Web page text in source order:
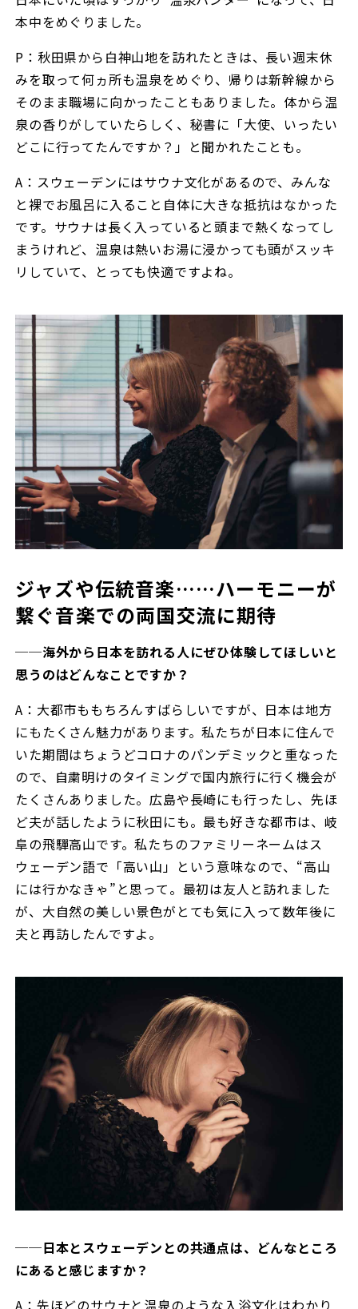
本中をめぐりました。
P：秋田県から白神山地を訪れたときは、長い週末休
みを取って何ヵ所も温泉をめぐり、帰りは新幹線から
そのまま職場に向かったこともありました。体から温
泉の香りがしていたらしく、秘書に「大使、いったい
どこに行ってたんですか？」と聞かれたことも。
A：スウェーデンにはサウナ文化があるので、みんな
と裸でお風呂に入ること自体に大きな抵抗はなかった
です。サウナは長く入っていると頭まで熱くなってし
まうけれど、温泉は熱いお湯に浸かっても頭がスッキ
リしていて、とっても快適ですよね。
ジャズや伝統音楽……ハーモニーが
繋ぐ音楽での両国交流に期待
──海外から日本を訪れる人にぜひ体験してほしいと
思うのはどんなことですか？
A：大都市ももちろんすばらしいですが、日本は地方
にもたくさん魅力があります。私たちが日本に住んで
いた期間はちょうどコロナのパンデミックと重なった
ので、自粛明けのタイミングで国内旅行に行く機会が
たくさんありました。広島や長崎にも行ったし、先ほ
ど夫が話したように秋田にも。最も好きな都市は、岐
阜の飛驒高山です。私たちのファミリーネームはス
ウェーデン語で「高い山」という意味なので、“高山
には行かなきゃ”と思って。最初は友人と訪れました
が、大自然の美しい景色がとても気に入って数年後に
夫と再訪したんですよ。
──日本とスウェーデンとの共通点は、どんなところ
にあると感じますか？